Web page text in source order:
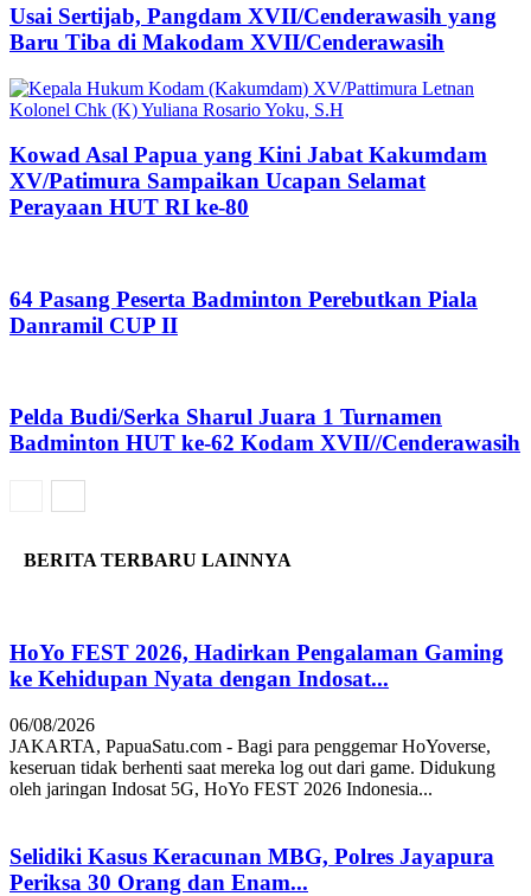
Usai Sertijab, Pangdam XVII/Cenderawasih yang
Baru Tiba di Makodam XVII/Cenderawasih
Kowad Asal Papua yang Kini Jabat Kakumdam
XV/Patimura Sampaikan Ucapan Selamat
Perayaan HUT RI ke-80
64 Pasang Peserta Badminton Perebutkan Piala
Danramil CUP II
Pelda Budi/Serka Sharul Juara 1 Turnamen
Badminton HUT ke-62 Kodam XVII//Cenderawasih
BERITA TERBARU LAINNYA
HoYo FEST 2026, Hadirkan Pengalaman Gaming
ke Kehidupan Nyata dengan Indosat...
06/08/2026
JAKARTA, PapuaSatu.com - Bagi para penggemar HoYoverse,
keseruan tidak berhenti saat mereka log out dari game. Didukung
oleh jaringan Indosat 5G, HoYo FEST 2026 Indonesia...
Selidiki Kasus Keracunan MBG, Polres Jayapura
Periksa 30 Orang dan Enam...